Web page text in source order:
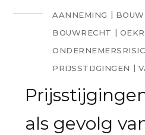
AANNEMING
BOUWRECHT
PRIJSSTIJGINGEN
als gevolg